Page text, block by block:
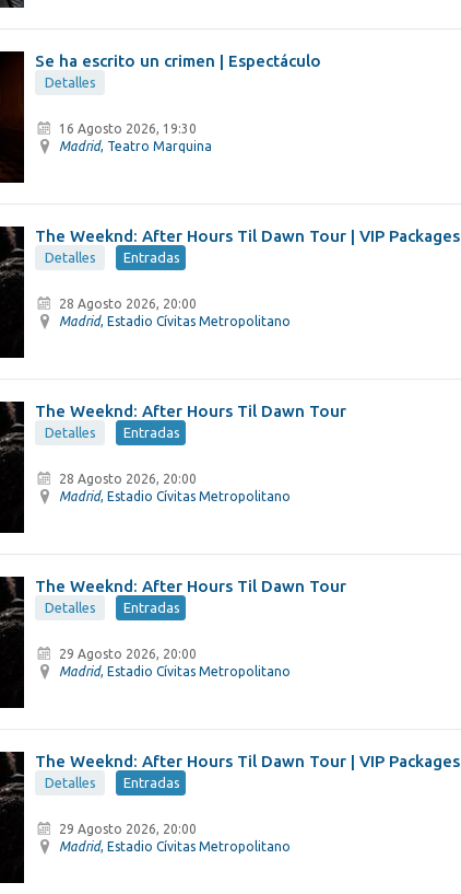
Se ha escrito un crimen | Espectáculo
Detalles
16 Agosto 2026, 19:30
Madrid, Teatro Marquina
The Weeknd: After Hours Til Dawn Tour | VIP Packages
Detalles Entradas
28 Agosto 2026, 20:00
Madrid, Estadio Cívitas Metropolitano
The Weeknd: After Hours Til Dawn Tour
Detalles Entradas
28 Agosto 2026, 20:00
Madrid, Estadio Cívitas Metropolitano
The Weeknd: After Hours Til Dawn Tour
Detalles Entradas
29 Agosto 2026, 20:00
Madrid, Estadio Cívitas Metropolitano
The Weeknd: After Hours Til Dawn Tour | VIP Packages
Detalles Entradas
29 Agosto 2026, 20:00
Madrid, Estadio Cívitas Metropolitano